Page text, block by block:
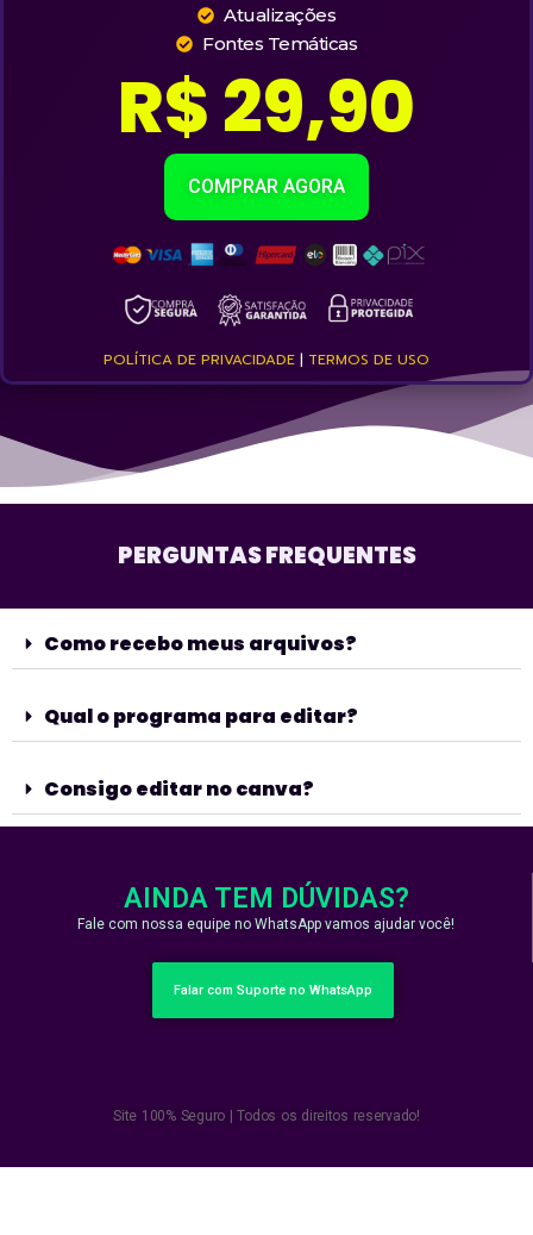
Atualizações
Fontes Temáticas
R$ 29,90
COMPRAR AGORA
POLÍTICA DE PRIVACIDADE | TERMOS DE USO
PERGUNTAS FREQUENTES
Como recebo meus arquivos?
Qual o programa para editar?
Consigo editar no canva?
AINDA TEM DÚVIDAS?
Fale com nossa equipe no WhatsApp vamos ajudar você!
Falar com Suporte no WhatsApp
Site 100% Seguro | Todos os direitos reservado!